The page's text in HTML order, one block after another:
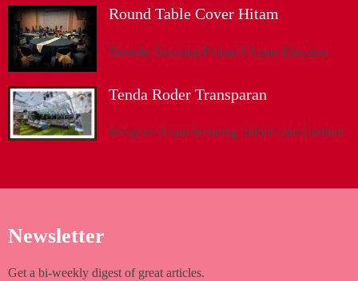
Round Table Cover Hitam
Tersedia Beragam Pilihan Ukuran Diameter
Tenda Roder Transparan
Melayani Acara Wedding Indoor Dan Outdoor
Newsletter
Get a bi-weekly digest of great articles.